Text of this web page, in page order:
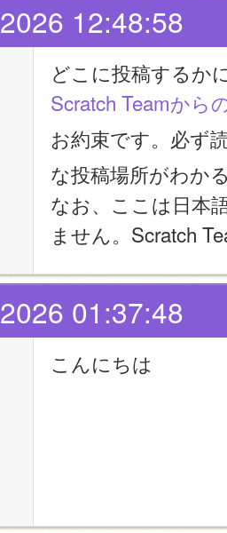
12:48:58
どこに投稿するか
Scratch Teamから
お約束です。必ず
な投稿場所がわか
なお、ここは日本
ません。Scratch
01:37:48
こんにちは